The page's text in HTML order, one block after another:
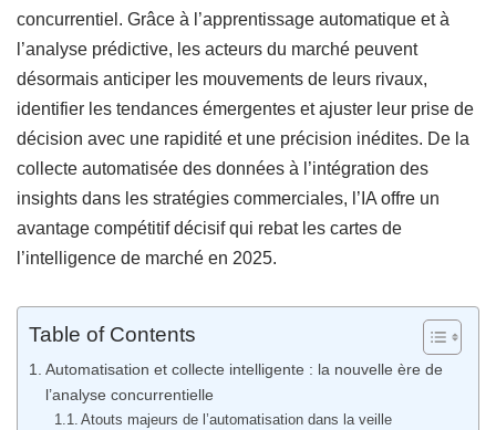
concurrentiel. Grâce à l’apprentissage automatique et à
l’analyse prédictive, les acteurs du marché peuvent
désormais anticiper les mouvements de leurs rivaux,
identifier les tendances émergentes et ajuster leur prise de
décision avec une rapidité et une précision inédites. De la
collecte automatisée des données à l’intégration des
insights dans les stratégies commerciales, l’IA offre un
avantage compétitif décisif qui rebat les cartes de
l’intelligence de marché en 2025.
Table of Contents
Automatisation et collecte intelligente : la nouvelle ère de
l’analyse concurrentielle
Atouts majeurs de l’automatisation dans la veille